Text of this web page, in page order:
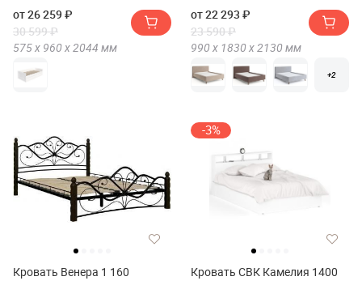
от 26 259 ₽
30 599 ₽
575 х 960 х 2044 мм
от 22 293 ₽
23 590 ₽
990 х 1830 х 2130 мм
+2
Кровать Венера 1 160
-3%
Кровать СВК Камелия 1400